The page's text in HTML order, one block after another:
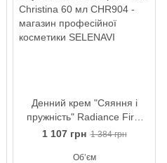
Денний крем "Сяяння і
пружність" Radiance Firm
Day Cream Line Repair Glow
1 107 грн 1 384 грн
Обʼєм